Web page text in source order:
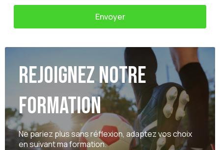
Envoyer
Rejoignez notre
formation
Ne pariez plus sans réflexion, adaptez vos choix
en suivant ma formation.